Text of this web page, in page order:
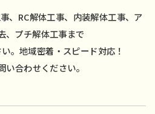
、RC解体工事、内装解体工事、ア
、プチ解体工事まで
。地域密着・スピード対応！
い合わせください。